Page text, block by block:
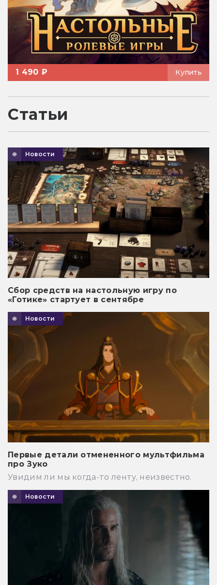
1 490 ₽ Купить
Статьи
Новости
Сбор средств на настольную игру по
«Готике» стартует в сентябре
Новости
Первые детали отмененного мультфильма
про Зуко
Увидим ли мы когда-то ленту, неизвестно.
Новости